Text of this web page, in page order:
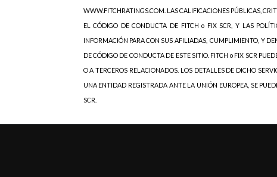
WWW.FITCHRATINGS.COM. LAS CALIFICACIONES PÚBLICAS,
EL CÓDIGO DE CONDUCTA DE FITCH o FIX SCR, Y LAS
INFORMACIÓN PARA CON SUS AFILIADAS, CUMPLIMIENTO, Y
DE CÓDIGO DE CONDUCTA DE ESTE SITIO. FITCH o FIX SCR
O A TERCEROS RELACIONADOS. LOS DETALLES DE DICHO
UNA ENTIDAD REGISTRADA ANTE LA UNIÓN EUROPEA, SE
SCR.